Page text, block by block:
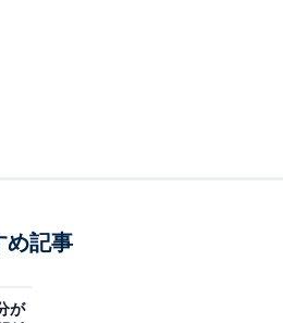
め記事
が